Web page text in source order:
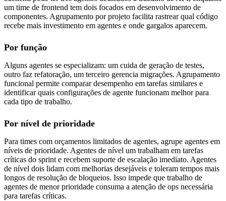
um time de frontend tem dois focados em desenvolvimento de
componentes. Agrupamento por projeto facilita rastrear qual código
recebe mais investimento em agentes e onde gargalos aparecem.
Por função
Alguns agentes se especializam: um cuida de geração de testes,
outro faz refatoração, um terceiro gerencia migrações. Agrupamento
funcional permite comparar desempenho em tarefas similares e
identificar quais configurações de agente funcionam melhor para
cada tipo de trabalho.
Por nível de prioridade
Para times com orçamentos limitados de agentes, agrupe agentes em
níveis de prioridade. Agentes de nível um trabalham em tarefas
críticas do sprint e recebem suporte de escalação imediato. Agentes
de nível dois lidam com melhorias desejáveis e toleram tempos mais
longos de resolução de bloqueios. Isso impede que trabalho de
agentes de menor prioridade consuma a atenção de ops necessária
para tarefas críticas.